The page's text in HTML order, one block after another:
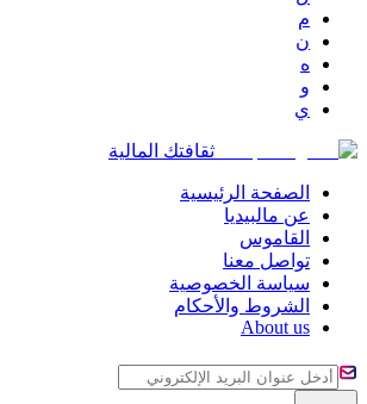
م
ن
ه
و
ي
ثقافتك المالية
الصفحة الرئيسية
عن مالبيديا
القاموس
تواصل معنا
سياسة الخصوصية
الشروط والأحكام
About us